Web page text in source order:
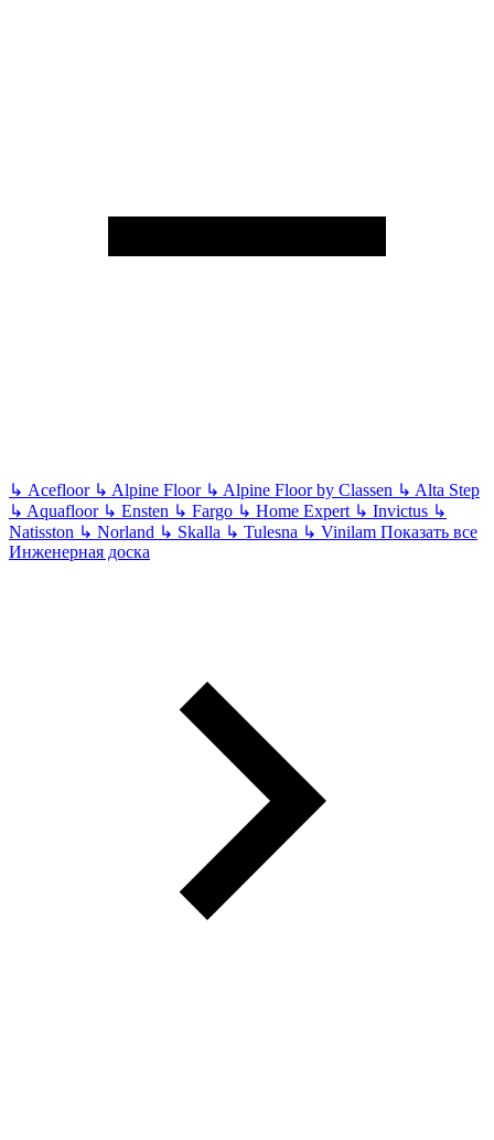
↳ Acefloor ↳ Alpine Floor ↳ Alpine Floor by Classen ↳ Alta Step
↳ Aquafloor ↳ Ensten ↳ Fargo ↳ Home Expert ↳ Invictus ↳
Natisston ↳ Norland ↳ Skalla ↳ Tulesna ↳ Vinilam Показать все
Инженерная доска